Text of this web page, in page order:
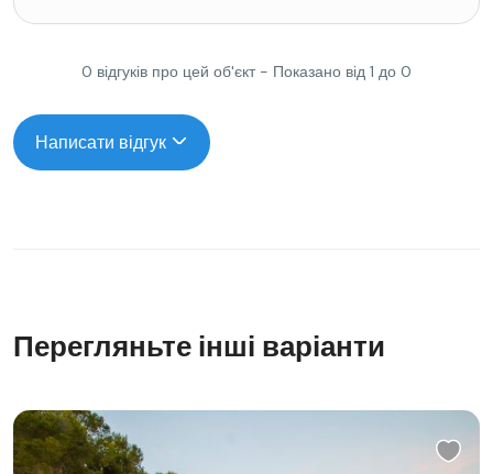
0 відгуків про цей об'єкт - Показано від 1 до 0
Написати відгук
Перегляньте інші варіанти